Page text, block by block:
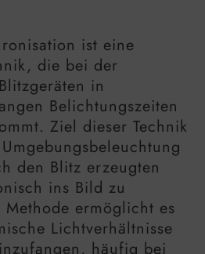
ist eine
die bei der
in
Belichtungszeiten
Ziel dieser Technik
den Blitz erzeugten
ins Bild zu
ermöglicht es
Lichtverhältnisse
häufig bei